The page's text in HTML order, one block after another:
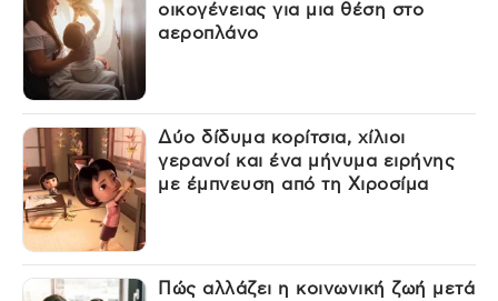
οικογένειας για μια θέση στο
αεροπλάνο
Δύο δίδυμα κορίτσια, χίλιοι
γερανοί και ένα μήνυμα ειρήνης
με έμπνευση από τη Χιροσίμα
Πώς αλλάζει η κοινωνική ζωή μετά